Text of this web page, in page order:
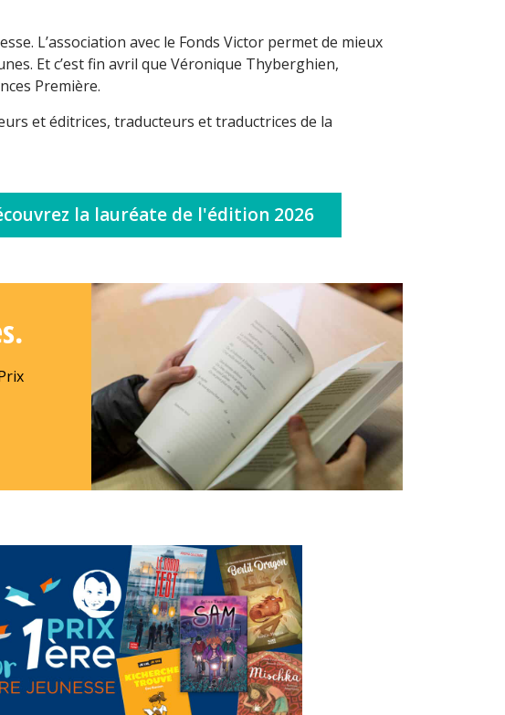
L’association avec le Fonds Victor permet de mieux
Et c’est fin avril que Véronique Thyberghien,
Première.
et éditrices, traducteurs et traductrices de la
la lauréate de l'édition 2026